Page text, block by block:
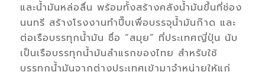
และน้ำมันหล่อลื่น พร้อมทั้งสร้างคลังน้ำมันขึ้นที่ช่อง
นนทรี สร้างโรงงานทำปี๊บเพื่อบรรจุน้ำมันก๊าด และ
ต่อเรือบรรทุกน้ำมัน ชื่อ “สมุย” ที่ประเทศญี่ปุ่น นับ
เป็นเรือบรรทุกน้ำมันลำแรกของไทย สำหรับใช้
บรรทุกน้ำมันจากต่างประเทศเข้ามาจำหน่ายให้แก่